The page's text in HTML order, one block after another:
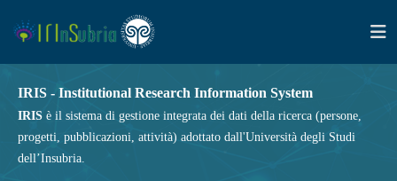
IRIS - Institutional Research Information System
IRIS è il sistema di gestione integrata dei dati della ricerca (persone,
progetti, pubblicazioni, attività) adottato dall'Università degli Studi
dell’Insubria.